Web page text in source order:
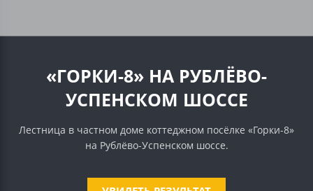
«ГОРКИ-8» НА РУБЛЁВО-
УСПЕНСКОМ ШОССЕ
Лестница в частном доме коттеджном посёлке «Горки-8»
на Рублёво-Успенском шоссе.